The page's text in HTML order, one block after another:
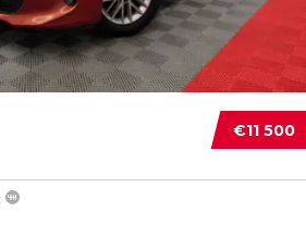
€11 500